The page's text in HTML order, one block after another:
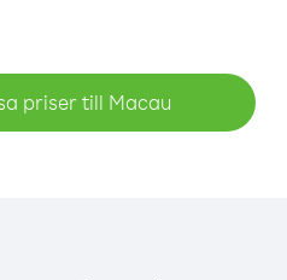
priser till Macau